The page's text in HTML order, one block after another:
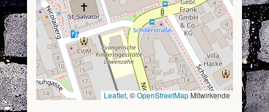
Leaflet, ©OpenStreetMapMitwirkende